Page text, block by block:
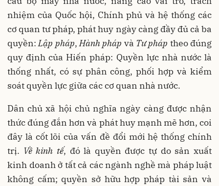
nhiệm của Quốc hội, Chính phủ và hệ thống các
cơ quan tư pháp, phát huy ngày càng đầy đủ cả ba
quyền:Lập pháp,Hành pháp và Tư pháp theo đúng
quy định của Hiến pháp: Quyền lực nhà nước là
thống nhất, có sự phân công, phối hợp và kiểm
soát quyền lực giữa các cơ quan nhà nước.
Dân chủ xã hội chủ nghĩa ngày càng được nhận
thức đúng đắn hơn và phát huy mạnh mẽ hơn, coi
đây là cốt lõi của vấn đề đổi mới hệ thống chính
trị. Về kinh tế, đó là quyền được tự do sản xuất
kinh doanh ở tất cả các ngành nghề mà pháp luật
không cấm; quyền sở hữu hợp pháp tài sản và